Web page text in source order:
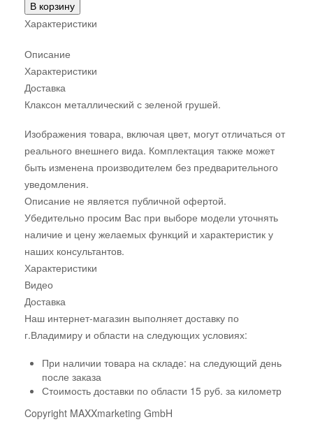
В корзину
Характеристики
Описание
Характеристики
Доставка
Клаксон металлический с зеленой грушей.
Изображения товара, включая цвет, могут отличаться от
реального внешнего вида. Комплектация также может
быть изменена производителем без предварительного
уведомления.
Описание не является публичной офертой.
Убедительно просим Вас при выборе модели уточнять
наличие и цену желаемых функций и характеристик у
наших консультантов.
Характеристики
Видео
Доставка
Наш интернет-магазин выполняет доставку по
г.Владимиру и области на следующих условиях:
При наличии товара на складе: на следующий день
после заказа
Стоимость доставки по области 15 руб. за километр
Copyright MAXXmarketing GmbH